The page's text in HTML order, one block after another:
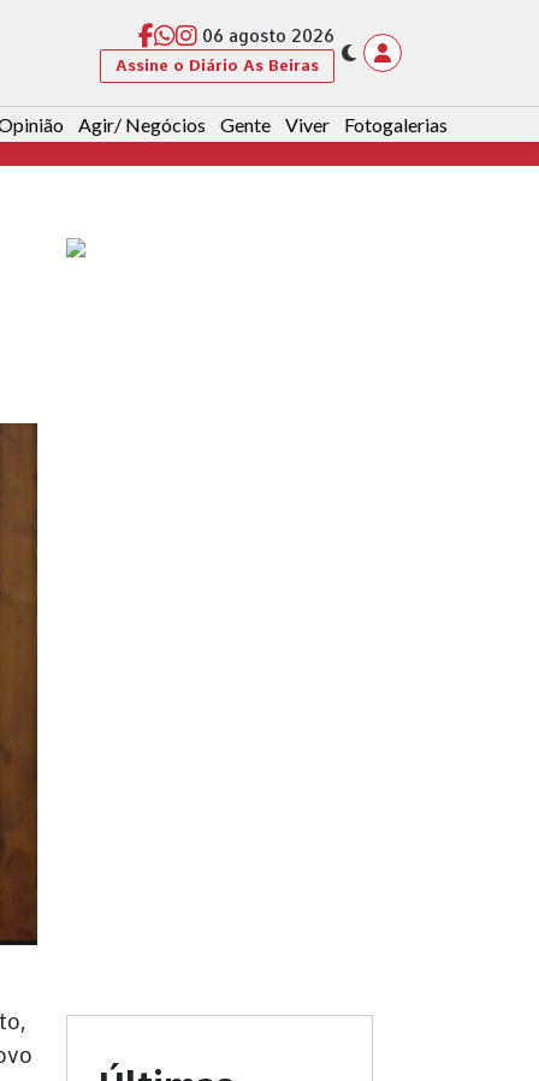
06 agosto 2026
Assine o Diário As Beiras
Agir/ Negócios Gente Viver Fotogalerias